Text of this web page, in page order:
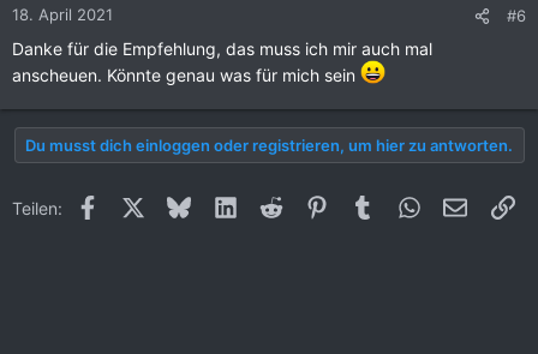
18. April 2021 #6
Danke für die Empfehlung, das muss ich mir auch mal
anscheuen. Könnte genau was für mich sein
Du musst dich einloggen oder registrieren, um hier zu antworten.
Teilen: FacebookX (Twitter)
BlueskyLinkedInReddit PinterestTumblrWhatsApp
E-Mail